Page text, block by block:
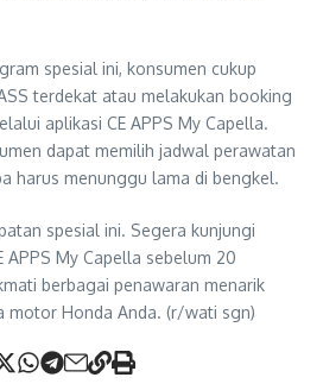
spesial ini, konsumen cukup
terdekat atau melakukan booking
aplikasi CE APPS My Capella.
dapat memilih jadwal perawatan
harus menunggu lama di bengkel.
spesial ini. Segera kunjungi
APPS My Capella sebelum 20
berbagai penawaran menarik
motor Honda Anda. (r/wati sgn)